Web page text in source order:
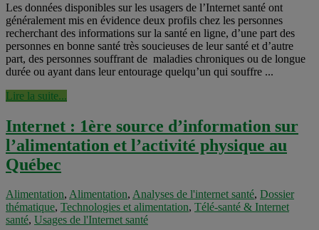
Les données disponibles sur les usagers de l’Internet santé ont
généralement mis en évidence deux profils chez les personnes
recherchant des informations sur la santé en ligne, d’une part des
personnes en bonne santé très soucieuses de leur santé et d’autre
part, des personnes souffrant de maladies chroniques ou de longue
durée ou ayant dans leur entourage quelqu’un qui souffre ...
Lire la suite...
Internet : 1ère source d’information sur
l’alimentation et l’activité physique au
Québec
Alimentation, Alimentation, Analyses de l'internet santé, Dossier
thématique, Technologies et alimentation, Télé-santé & Internet
santé, Usages de l'Internet santé